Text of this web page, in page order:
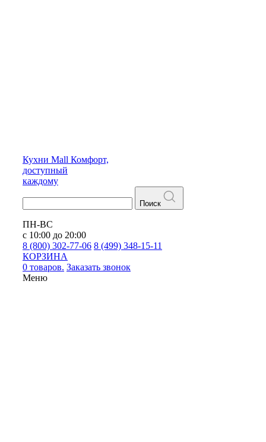
Кухни Mall Комфорт,
доступный
каждому
Поиск
ПН-ВС
с 10:00 до 20:00
8 (800) 302-77-06 8 (499) 348-15-11
КОРЗИНА
0 товаров. Заказать звонок
Меню